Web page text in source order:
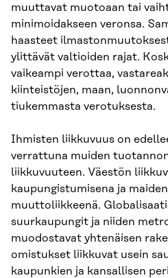
muuttavat muotoaan tai
minimoidakseen veronsa.
haasteet
ylittävät valtioiden rajat.
vaikeampi verottaa,
kiinteistöjen, maan,
tiukemmasta verotuksesta.
Ihmisten liikkuvuus on
verrattuna muiden
liikkuvuuteen. Väestön
kaupungistumisena ja
muuttoliikkeenä.
suurkaupungit ja niiden
muodostavat yhtenäisen
omistukset liikkuvat usein
kaupunkien ja kansallisen